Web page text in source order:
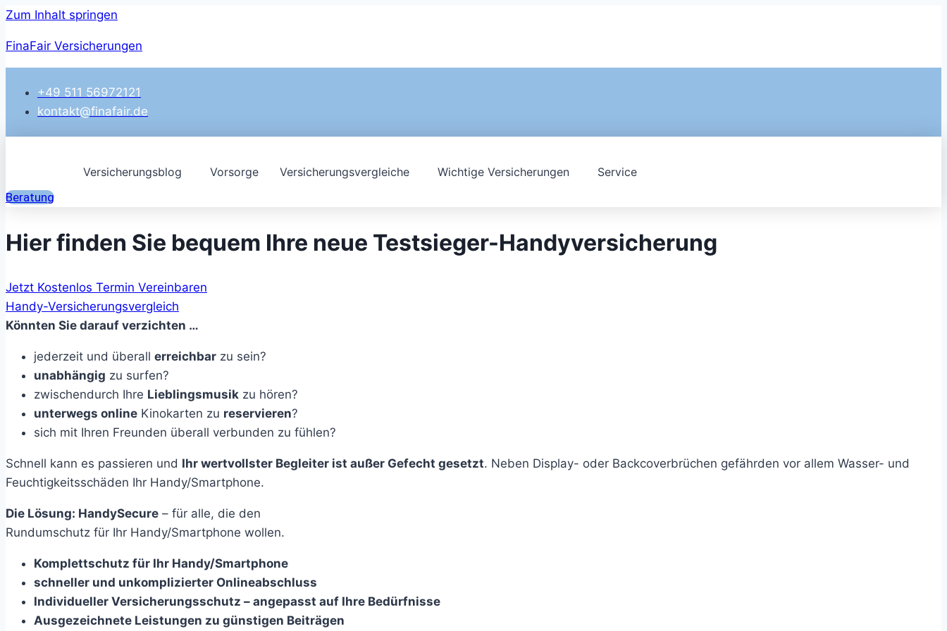
Zum Inhalt springen
FinaFair Versicherungen
+49 511 56972121
kontakt@finafair.de
Versicherungsblog Vorsorge Versicherungsvergleiche Wichtige Versicherungen
Service
Beratung
Hier finden Sie bequem Ihre neue Testsieger-Handyversicherung
Jetzt Kostenlos Termin Vereinbaren
Handy-Versicherungsvergleich
Könnten Sie darauf verzichten …
jederzeit und überall erreichbar zu sein?
unabhängig zu surfen?
zwischendurch Ihre Lieblingsmusik zu hören?
unterwegs online Kinokarten zu reservieren?
sich mit Ihren Freunden überall verbunden zu fühlen?
Schnell kann es passieren und Ihr wertvollster Begleiter ist außer Gefecht gesetzt. Neben Display- oder Backcoverbrüchen gefährden vor allem Wasser- und
Feuchtigkeitsschäden Ihr Handy/Smartphone.
Die Lösung: HandySecure – für alle, die den
Rundumschutz für Ihr Handy/Smartphone wollen.
Komplettschutz für Ihr Handy/Smartphone
schneller und unkomplizierter Onlineabschluss
Individueller Versicherungsschutz – angepasst auf Ihre Bedürfnisse
Ausgezeichnete Leistungen zu günstigen Beiträgen